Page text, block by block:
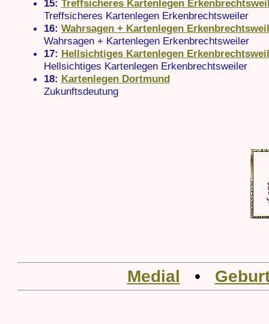
15: Treffsicheres Kartenlegen
Treffsicheres Kartenlegen Erkenbrechtsweiler
16: Wahrsagen + Kartenlegen
Wahrsagen + Kartenlegen Erkenbrechtsweiler
17: Hellsichtiges Kartenlegen
Hellsichtiges Kartenlegen Erkenbrechtsweiler
18: Kartenlegen Dortmund
Zukunftsdeutung
Medial •